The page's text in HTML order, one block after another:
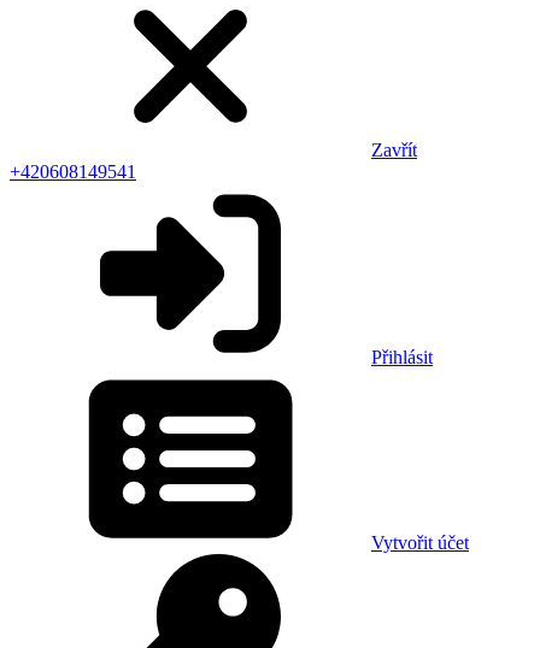
Zavřít
+420608149541
Přihlásit
Vytvořit účet